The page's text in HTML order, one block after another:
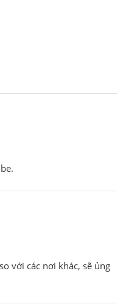
với các nơi khác, sẽ ủng